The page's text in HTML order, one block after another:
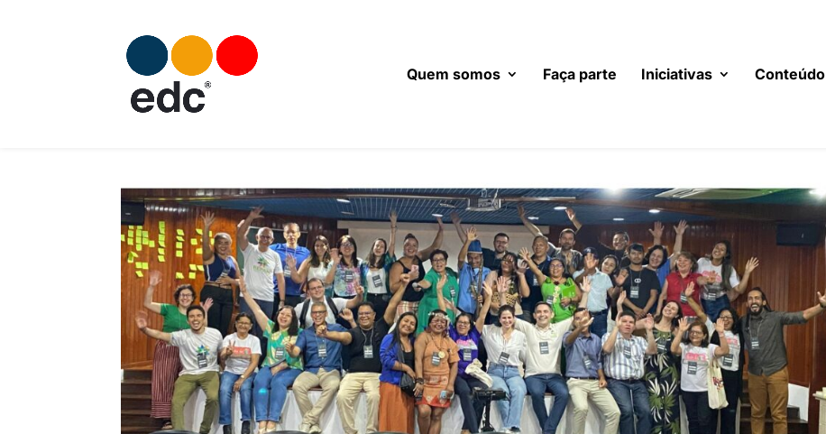
Quem somos Faça parte Iniciativas Conteúdo